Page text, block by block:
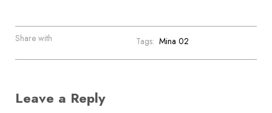
Share with Tags: Mina 02
Leave a Reply